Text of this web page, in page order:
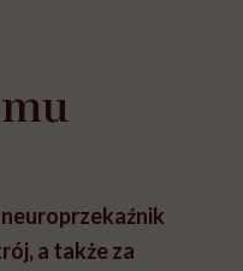
a także za